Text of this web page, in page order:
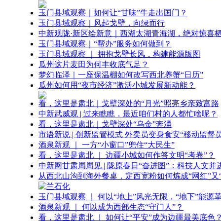
玉门县域观察｜如何让“甘味”牛走出国门？
玉门县域观察｜风起戈壁，向绿而行
中新观陇·新区绘新意｜西湖太湖青海湖，绝对惊喜
玉门县域观察｜“帮办”服务如何做到？
玉门县域观察 ｜ 拥抱戈壁长风，构建能源版图
瓜州这片麦田为何丰收底气足？
梦幻临泽｜一座保温棚如何改写西北养蟹“日历”
瓜州如何用“夜市经济”激活小城发展新动能？
看，这里是肃北｜戈壁深处的“月光”照亮乡亲致富路
中新武威观 | 过来瞧瞧，最近咱们村的人都忙啥呢？
看，这里是肃北｜戈壁深处“乌金”奔涌
市语新说 | 创新监管模式 外卖员变身食安“移动监督
酒泉新观 ｜ 一方“小窗口”兜住“大民生”
看，这里是肃北 ｜ 边疆小城如何作答文明“考卷”？
中新网甘肃周周见 | 陇原春日“奋进图”：科技人文并
从西北山沟到海外餐桌，定西宽粉如何炼成“网红”又
玉门县域观察 ｜ 何以“地上”风光无限，“地下”能源
酒泉新观 ｜ 何以成为西部生态“守门人”？
看，这里是肃北 ｜ 如何让“平安”成为边疆最美底色？